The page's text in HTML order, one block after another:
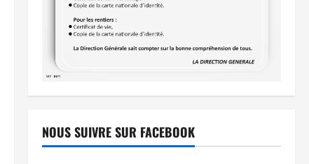
NOUS SUIVRE SUR FACEBOOK